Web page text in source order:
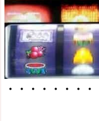
・・・・・・・